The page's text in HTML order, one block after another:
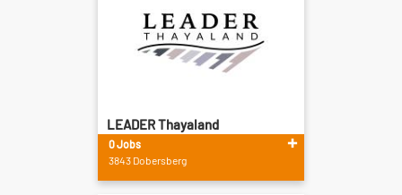
LEADER Thayaland
0 Jobs
3843 Dobersberg